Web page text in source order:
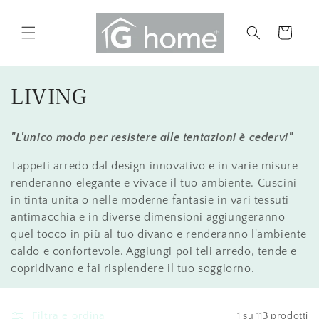
ai contenuti
Carrello
C
o
l
l
e
z
i
o
LIVING
"L'unico modo per resistere alle tentazioni è cedervi"
Tappeti arredo dal design innovativo e in varie misure
renderanno elegante e vivace il tuo ambiente. Cuscini
in tinta unita o nelle moderne fantasie in vari tessuti
antimacchia e in diverse dimensioni aggiungeranno
quel tocco in più al tuo divano e renderanno l'ambiente
caldo e confortevole. Aggiungi poi teli arredo, tende e
copridivano e fai risplendere il tuo soggiorno.
Filtra e ordina 1 su 113 prodotti